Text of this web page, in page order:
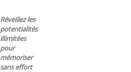
Réveillez les
potentialités
illimitées
pour
mémoriser
sans effort